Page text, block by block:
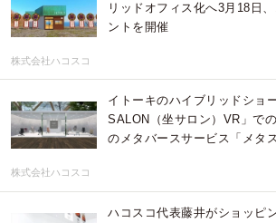
リッドオフィス化へ3月18日
ントを開催
株式会社ハコスコ
イトーキのハイブリッドショ
SALON（坐サロン）VR」で
のメタバースサービス「メタ
株式会社ハコスコ
ハコスコ代表藤井がショッピ